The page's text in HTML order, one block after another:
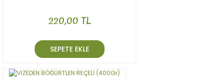
220,00 TL
SEPETE EKLE